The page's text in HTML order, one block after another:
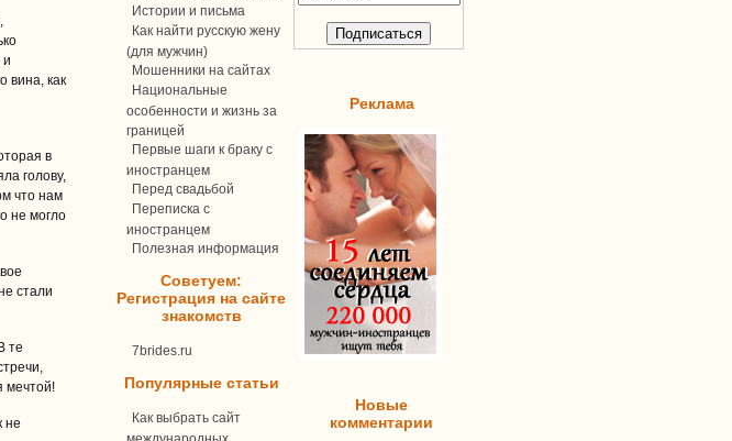
и
вина, как
в
голову,
что нам
не могло
стали
те
мечтой!
не
Истории и письма
Как найти русскую жену
(для мужчин)
Мошенники на сайтах
Национальные
особенности и жизнь за
границей
Первые шаги к браку с
иностранцем
Перед свадьбой
Переписка c
иностранцем
Полезная информация
Советуем:
Регистрация на сайте
знакомств
7brides.ru
Популярные статьи
Как выбрать сайт
международных
Реклама
Новые
комментарии